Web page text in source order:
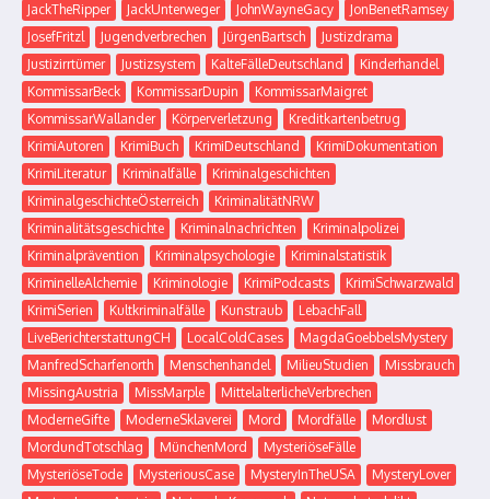
JackTheRipper
JackUnterweger JohnWayneGacy
JonBenetRamsey
JosefFritzl
Jugendverbrechen JürgenBartsch
Justizdrama
Justizirrtümer
Justizsystem KalteFälleDeutschland
Kinderhandel
KommissarBeck
KommissarDupin
KommissarMaigret
KommissarWallander
Körperverletzung
Kreditkartenbetrug
KrimiAutoren
KrimiBuch KrimiDeutschland
KrimiDokumentation
KrimiLiteratur
Kriminalfälle
Kriminalgeschichten
KriminalgeschichteÖsterreich
KriminalitätNRW
Kriminalitätsgeschichte
Kriminalnachrichten
Kriminalpolizei
Kriminalprävention
Kriminalpsychologie
Kriminalstatistik
KriminelleAlchemie
Kriminologie KrimiPodcasts
KrimiSchwarzwald
KrimiSerien
Kultkriminalfälle Kunstraub
LebachFall
LiveBerichterstattungCH
LocalColdCases
MagdaGoebbelsMystery
ManfredScharfenorth
Menschenhandel MilieuStudien
Missbrauch
MissingAustria
MissMarple
MittelalterlicheVerbrechen
ModerneGifte
ModerneSklaverei Mord Mordfälle
Mordlust
MordundTotschlag
MünchenMord
MysteriöseFälle
MysteriöseTode
MysteriousCase MysteryInTheUSA
MysteryLover